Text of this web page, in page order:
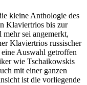
kleine Anthologie des
Klaviertrios bis zur
sei angemerkt,
Klaviertrios russischer
Auswahl getroffen
wie Tschaikowskis
mit einer ganzen
ist die vorliegende